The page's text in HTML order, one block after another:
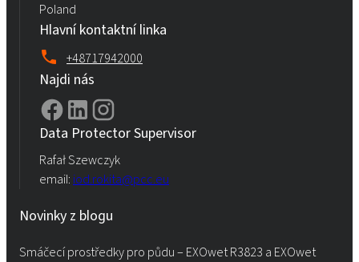
Poland
Hlavní kontaktní linka
+48717942000
Najdi nás
Data Protector Supervisor
Rafał Szewczyk
email: iod.rokita@pcc.eu
Novinky z blogu
Smáčecí prostředky pro půdu – EXOwet R3823 a EXOwet